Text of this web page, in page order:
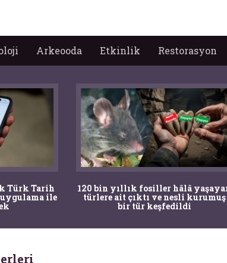
Arkeooda Etkinlik Restorasyon
Türk Tarih
ile
120 bin yıllık fosiller hâlâ
türlere ait çıktı ve nesli kurumuş
bir tür keşfedildi